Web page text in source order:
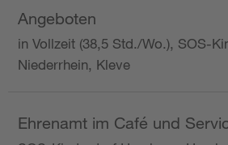
Angeboten
in Vollzeit (38,5 Std./Wo.), SOS-
Niederrhein, Kleve
Ehrenamt im Café und